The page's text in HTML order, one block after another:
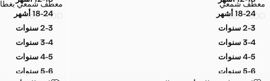
معطف شمعي
18-24 أشهرمعطف شمعي
2-3 سنوات معطف شمعي
3-4 سنوات معطف شمعي
4-5 سنوات معطف شمعي
5-6 سنوات معطف شمعي
معطف شمعي
السعر الحالي [JOD ٥٥٫٠٠ ]
JOD ٥٥٫٠٠
معطف
18-24 أشهرمعطف
2-3 سنوات معطف
3-4 سنوات معطف
4-5 سنوات معطف
5-6 سنوات معطف
معطف شمعي
السعر الحالي [JOD ٥٥٫٠٠ ]
JOD ٥٥٫٠٠